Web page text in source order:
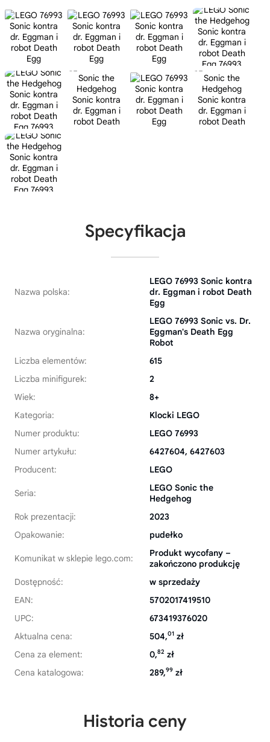
Specyfikacja
Nazwa polska:
LEGO 76993 Sonic kontra
dr. Eggman i robot Death
Egg
Nazwa oryginalna:
LEGO 76993 Sonic vs. Dr.
Eggman's Death Egg
Robot
Liczba elementów:
615
Liczba minifigurek:
2
Wiek:
8+
Kategoria:
Klocki LEGO
Numer produktu:
LEGO 76993
Numer artykułu:
6427604, 6427603
Producent:
LEGO
Seria:
LEGO Sonic the
Hedgehog
Rok prezentacji:
2023
Opakowanie:
pudełko
Komunikat w sklepie lego.com:
Produkt wycofany –
zakończono produkcję
Dostępność:
w sprzedaży
EAN:
5702017419510
UPC:
673419376020
Aktualna cena:
504,01 zł
Cena za element:
0,82 zł
Cena katalogowa:
289,99 zł
Historia ceny